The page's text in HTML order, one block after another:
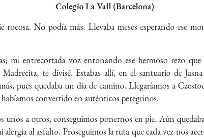
Colegio La Vall (Barcelona)
rocosa. No podía más. Llevaba meses esperando ese
mi entrecortada voz entonando ese hermoso rezo
te divisé. Estabas allí, en el santuario de
pues quedaba un día de camino. Llegaríamos a
convertido en auténticos peregrinos.
unos a otros, conseguimos ponernos en pie. Aún
alergia al asfalto. Proseguimos la ruta que cada vez nos